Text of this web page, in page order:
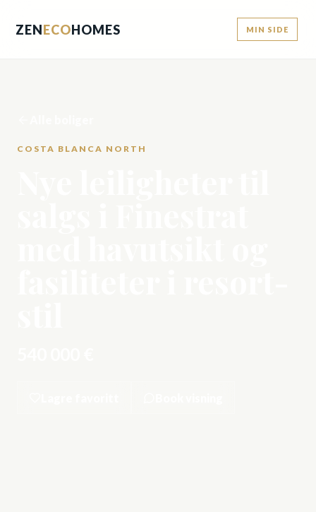
ZENECOHOMES MIN SIDE
COSTA BLANCA NORTH